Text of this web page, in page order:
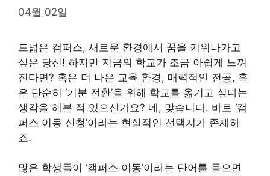
04월 02일
드넓은 캠퍼스, 새로운 환경에서 꿈을 키워나가고
싶은 당신! 하지만 지금의 학교가 조금 아쉽게 느껴
진다면? 혹은 더 나은 교육 환경, 매력적인 전공, 혹
은 단순히 ‘기분 전환’을 위해 학교를 옮기고 싶다는
생각을 해본 적 있으신가요? 네, 맞습니다. 바로 ‘캠
퍼스 이동 신청’이라는 현실적인 선택지가 존재하
죠.
많은 학생들이 ‘캠퍼스 이동’이라는 단어를 들으면